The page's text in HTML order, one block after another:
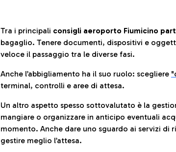
Tra i principali consigli aeroporto Fiumicino
bagaglio. Tenere documenti, dispositivi e
veloce il passaggio tra le diverse fasi.
Anche l’abbigliamento ha il suo ruolo: scegliere
terminal, controlli e aree di attesa.
Un altro aspetto spesso sottovalutato è la
mangiare o organizzare in anticipo eventuali
momento. Anche dare uno sguardo ai servizi di
gestire meglio l’attesa.